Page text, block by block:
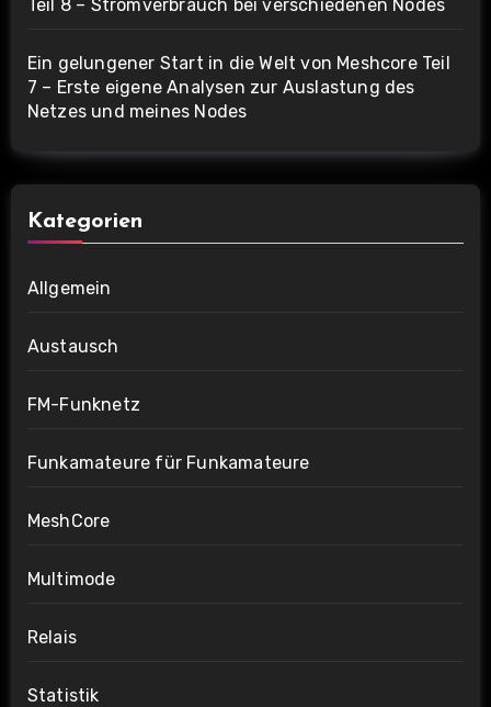
Teil 8 – Stromverbrauch bei verschiedenen Nodes
Ein gelungener Start in die Welt von Meshcore Teil
7 – Erste eigene Analysen zur Auslastung des
Netzes und meines Nodes
Kategorien
Allgemein
Austausch
FM-Funknetz
Funkamateure für Funkamateure
MeshCore
Multimode
Relais
Statistik